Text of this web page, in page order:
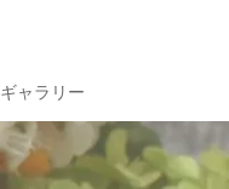
ギャラリー